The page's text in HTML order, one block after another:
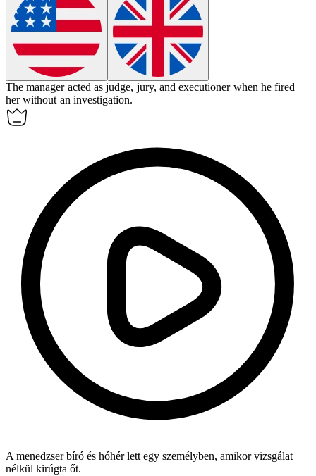
The manager acted as judge, jury, and executioner when he fired
her without an investigation.
A menedzser bíró és hóhér lett egy személyben, amikor vizsgálat
nélkül kirúgta őt.